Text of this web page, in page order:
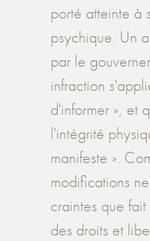
porté atteinte à
psychique. Un
par le
infraction
d'informer », et
l'intégrité
manifeste ».
modifications
craintes que
des droits et